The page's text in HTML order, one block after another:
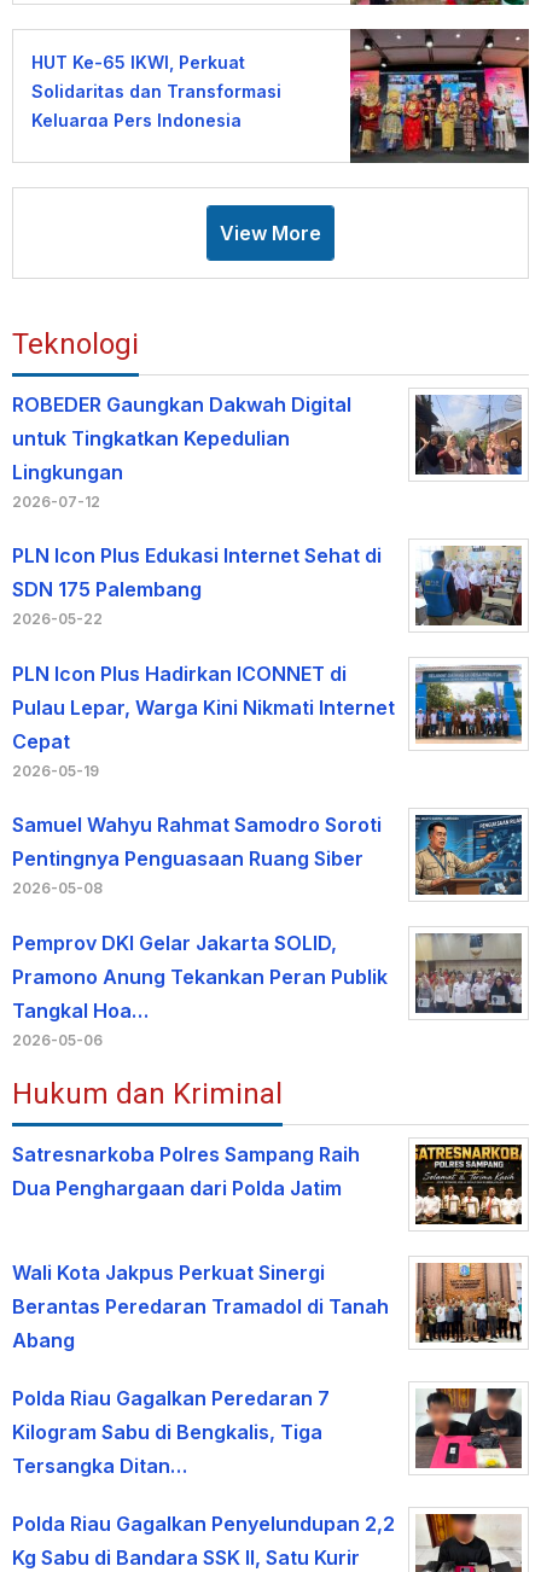
HUT Ke-65 IKWI, Perkuat
Solidaritas dan Transformasi
Keluarga Pers Indonesia
View More
Teknologi
ROBEDER Gaungkan Dakwah Digital
untuk Tingkatkan Kepedulian
Lingkungan
2026-07-12
PLN Icon Plus Edukasi Internet Sehat di
SDN 175 Palembang
2026-05-22
PLN Icon Plus Hadirkan ICONNET di
Pulau Lepar, Warga Kini Nikmati Internet
Cepat
2026-05-19
Samuel Wahyu Rahmat Samodro Soroti
Pentingnya Penguasaan Ruang Siber
2026-05-08
Pemprov DKI Gelar Jakarta SOLID,
Pramono Anung Tekankan Peran Publik
Tangkal Hoa…
2026-05-06
Hukum dan Kriminal
Satresnarkoba Polres Sampang Raih
Dua Penghargaan dari Polda Jatim
Wali Kota Jakpus Perkuat Sinergi
Berantas Peredaran Tramadol di Tanah
Abang
Polda Riau Gagalkan Peredaran 7
Kilogram Sabu di Bengkalis, Tiga
Tersangka Ditan…
Polda Riau Gagalkan Penyelundupan 2,2
Kg Sabu di Bandara SSK II, Satu Kurir